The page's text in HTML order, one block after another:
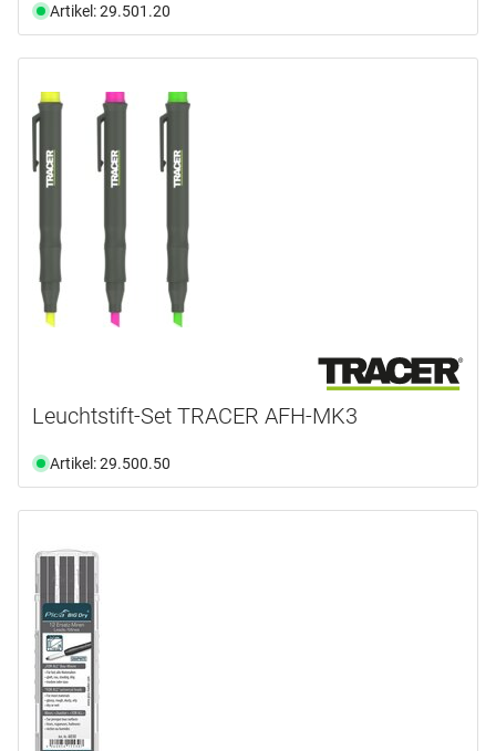
Artikel: 29.501.20
Leuchtstift-Set TRACER AFH-MK3
Artikel: 29.500.50